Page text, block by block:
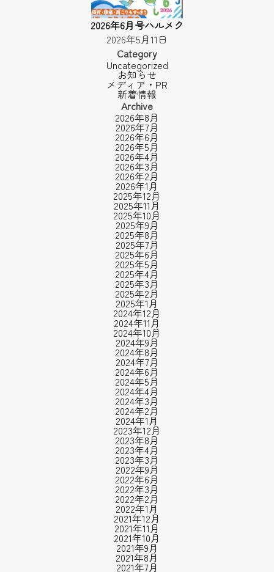
2026年6月号ハルメク
2026年5月11日
Category
Uncategorized
お知らせ
メディア・PR
新着情報
Archive
2026年8月
2026年7月
2026年6月
2026年5月
2026年4月
2026年3月
2026年2月
2026年1月
2025年12月
2025年11月
2025年10月
2025年9月
2025年8月
2025年7月
2025年6月
2025年5月
2025年4月
2025年3月
2025年2月
2025年1月
2024年12月
2024年11月
2024年10月
2024年9月
2024年8月
2024年7月
2024年6月
2024年5月
2024年4月
2024年3月
2024年2月
2024年1月
2023年12月
2023年8月
2023年4月
2023年3月
2022年9月
2022年6月
2022年3月
2022年2月
2022年1月
2021年12月
2021年11月
2021年10月
2021年9月
2021年8月
2021年7月